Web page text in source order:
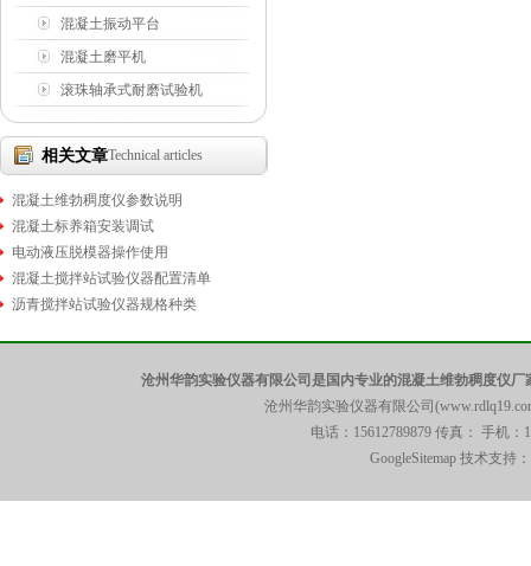
混凝土振动平台
混凝土磨平机
滚珠轴承式耐磨试验机
相关文章Technical articles
混凝土维勃稠度仪参数说明
混凝土标养箱安装调试
电动液压脱模器操作使用
混凝土搅拌站试验仪器配置清单
沥青搅拌站试验仪器规格种类
沧州华韵实验仪器有限公司是国内专业的混凝土维勃稠度仪
沧州华韵实验仪器有限公司
电话：15612789879 传真： 手机
GoogleSitemap技术支持